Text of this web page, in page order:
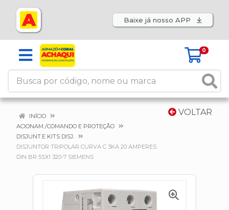
Baixe já nosso APP
0
VOLTAR
INÍCIO
ACIONAM./COMANDO E PROTEÇÃO
DISJUNT.E KITS DISJ.
DISJUNTOR TRIPOLAR CURVA C 3KA 20 AMPERES
DIN BR 5SX1 320-7 SIEMENS